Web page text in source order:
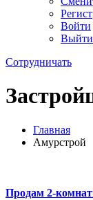
Войти
Выйти
Сотрудничать
Главная
Амурстрой
Продам 2-